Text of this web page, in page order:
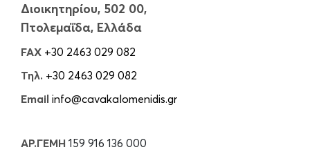
Διοικητηρίου, 502 00,
Πτολεμαΐδα, Ελλάδα
FAX +30 2463 029 082
Τηλ. +30 2463 029 082
Email info@cavakalomenidis.gr
ΑΡ.ΓΕΜΗ 159 916 136 000